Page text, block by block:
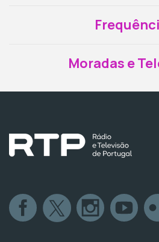
Moradas e